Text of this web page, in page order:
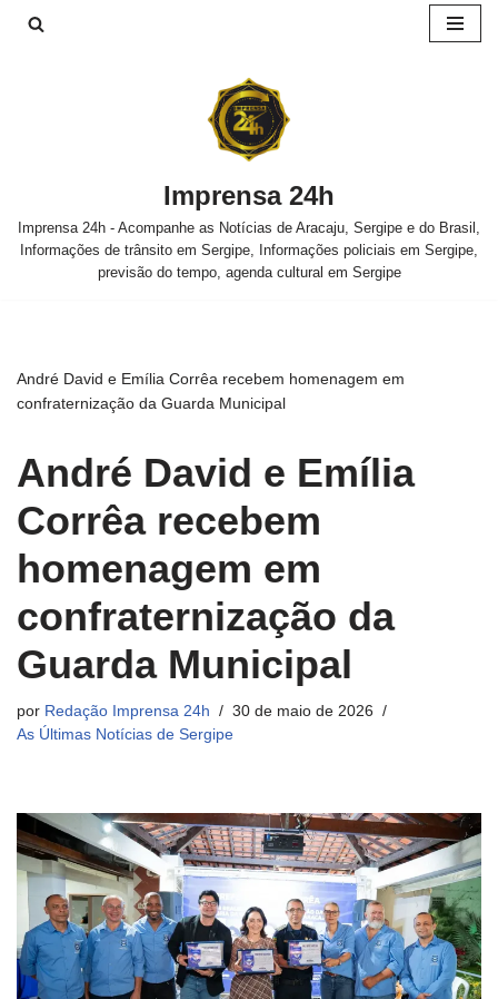
Imprensa 24h
Imprensa 24h - Acompanhe as Notícias de Aracaju, Sergipe e do Brasil,
Informações de trânsito em Sergipe, Informações policiais em Sergipe,
previsão do tempo, agenda cultural em Sergipe
André David e Emília Corrêa recebem homenagem em
confraternização da Guarda Municipal
André David e Emília
Corrêa recebem
homenagem em
confraternização da
Guarda Municipal
por Redação Imprensa 24h
30 de maio de 2026
As Últimas Notícias de Sergipe